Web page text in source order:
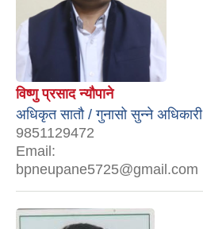
विष्णु प्रसाद न्यौपाने
अधिकृत सातौ / गुनासो सुन्‍ने अधिकारी
9851129472
Email:
bpneupane5725@gmail.com